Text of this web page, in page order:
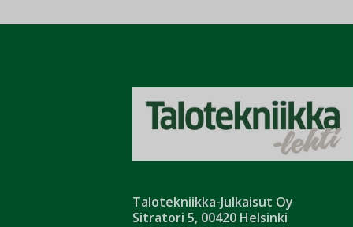
Talotekniikka-Julkaisut Oy
Sitratori 5, 00420 Helsinki